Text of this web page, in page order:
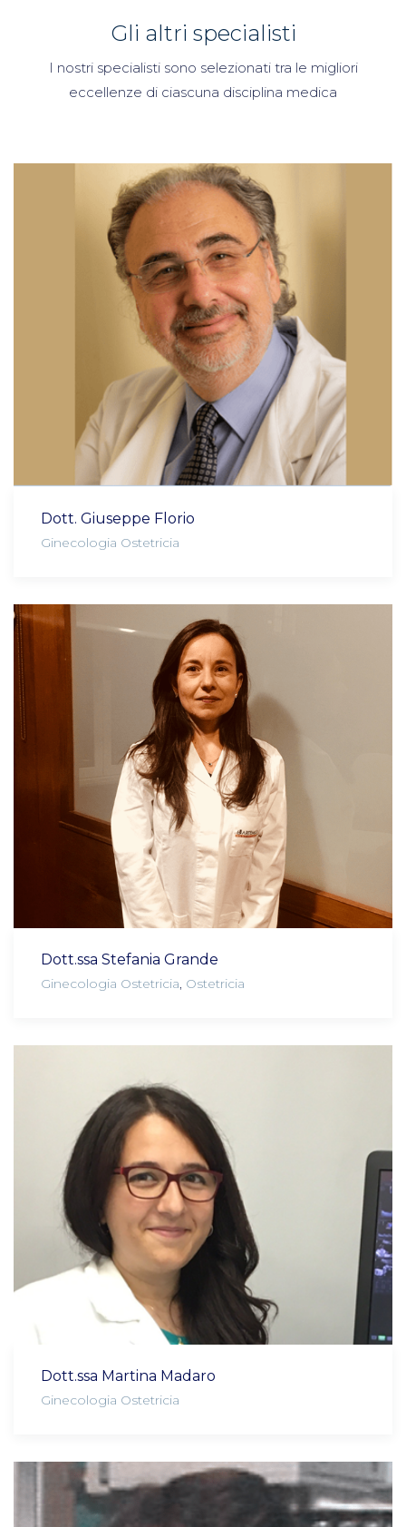
Gli altri specialisti
I nostri specialisti sono selezionati tra le migliori
eccellenze di ciascuna disciplina medica
Dott. Giuseppe Florio
Ginecologia Ostetricia
Dott.ssa Stefania Grande
Ginecologia Ostetricia, Ostetricia
Dott.ssa Martina Madaro
Ginecologia Ostetricia